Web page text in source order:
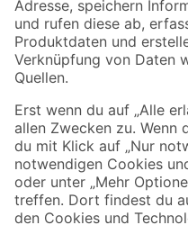
Zahlungsarten
Sicher einkaufen
Jetzt die toom-App